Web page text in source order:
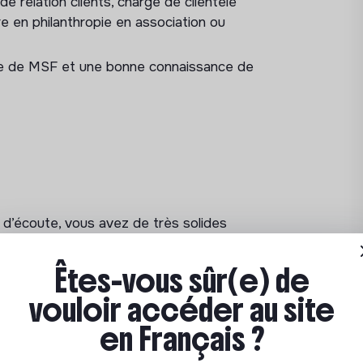
internes et externes de MSF
de nouveaux leviers de
des outils CRM et reporting
de la philanthropie privée et
et reportings ;
et de prospection du service
et réglementaire sur la collecte auprès
tendances économiques, financières,
en philanthropie en association ou
MSF et une bonne connaissance de
vous avez de très solides
le développement, la prospection et le
d’initiative. Vous aimez travailler en
Êtes-vous sûr(e) de
vouloir accéder au site
en Français ?